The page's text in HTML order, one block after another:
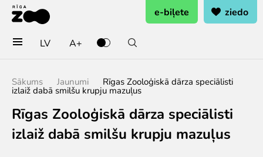
Pērc biļetes vai rezervē
Grupu biļetes (10+ pers.)
Dāvanu karte
Gada abonements
LV A+
e-biļete ziedo
Sākums Jaunumi Rīgas Zooloģiskā dārza speciālisti
izlaiž dabā smilšu krupju mazuļus
Rīgas Zooloģiskā dārza speciālisti
izlaiž dabā smilšu krupju mazuļus